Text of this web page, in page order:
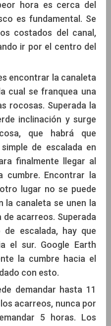
hora es cerca del
es fundamental. Se
costados del canal,
ir por el centro del
encontrar la canaleta
cual se franquea una
rocosas. Superada la
inclinación y surge
que habrá que
de escalada en
finalmente llegar al
cumbre. Encontrar la
lugar no se puede
la canaleta se unen la
acarreos. Superada
escalada, hay que
el sur. Google Earth
la cumbre hacia el
con esto.
demandar hasta 11
acarreos, nunca por
5 horas. Los